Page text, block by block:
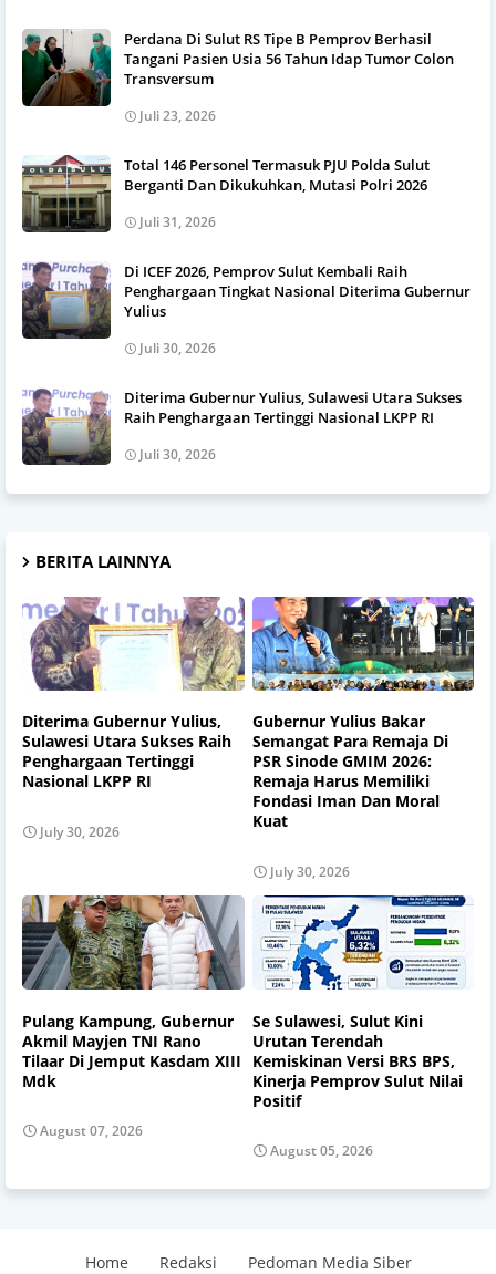
Perdana Di Sulut RS Tipe B Pemprov Berhasil
Tangani Pasien Usia 56 Tahun Idap Tumor Colon
Transversum
Juli 23, 2026
Total 146 Personel Termasuk PJU Polda Sulut
Berganti Dan Dikukuhkan, Mutasi Polri 2026
Juli 31, 2026
Di ICEF 2026, Pemprov Sulut Kembali Raih
Penghargaan Tingkat Nasional Diterima Gubernur
Yulius
Juli 30, 2026
Diterima Gubernur Yulius, Sulawesi Utara Sukses
Raih Penghargaan Tertinggi Nasional LKPP RI
Juli 30, 2026
BERITA LAINNYA
Diterima Gubernur Yulius,
Sulawesi Utara Sukses Raih
Penghargaan Tertinggi
Nasional LKPP RI
July 30, 2026
Gubernur Yulius Bakar
Semangat Para Remaja Di
PSR Sinode GMIM 2026:
Remaja Harus Memiliki
Fondasi Iman Dan Moral
Kuat
July 30, 2026
Pulang Kampung, Gubernur
Akmil Mayjen TNI Rano
Tilaar Di Jemput Kasdam XIII
Mdk
August 07, 2026
Se Sulawesi, Sulut Kini
Urutan Terendah
Kemiskinan Versi BRS BPS,
Kinerja Pemprov Sulut Nilai
Positif
August 05, 2026
Home Redaksi Pedoman Media Siber